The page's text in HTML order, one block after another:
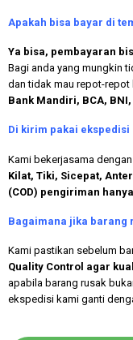
Apakah bisa bayar di
Ya bisa, pembayaran
Bagi anda yang mungkin
dan tidak mau repot-repot
Bank Mandiri, BCA, BNI,
Di kirim pakai ekspedisi
Kami bekerjasama
Kilat, Tiki, Sicepat,
(COD) pengiriman
Bagaimana jika barang
Kami pastikan sebelum
Quality Control agar
apabila barang rusak
ekspedisi kami ganti